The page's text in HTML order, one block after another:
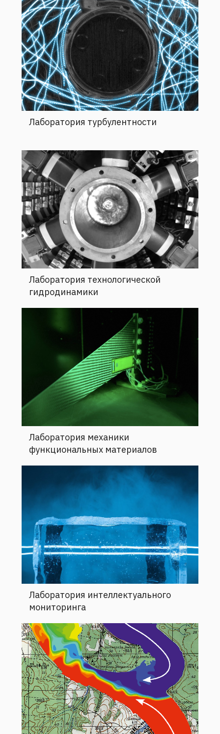
Лаборатория турбулентности
Лаборатория технологической
гидродинамики
Лаборатория механики
функциональных материалов
Лаборатория интеллектуального
мониторинга